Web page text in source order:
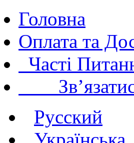
Головна
Оплата та
Часті
Русский